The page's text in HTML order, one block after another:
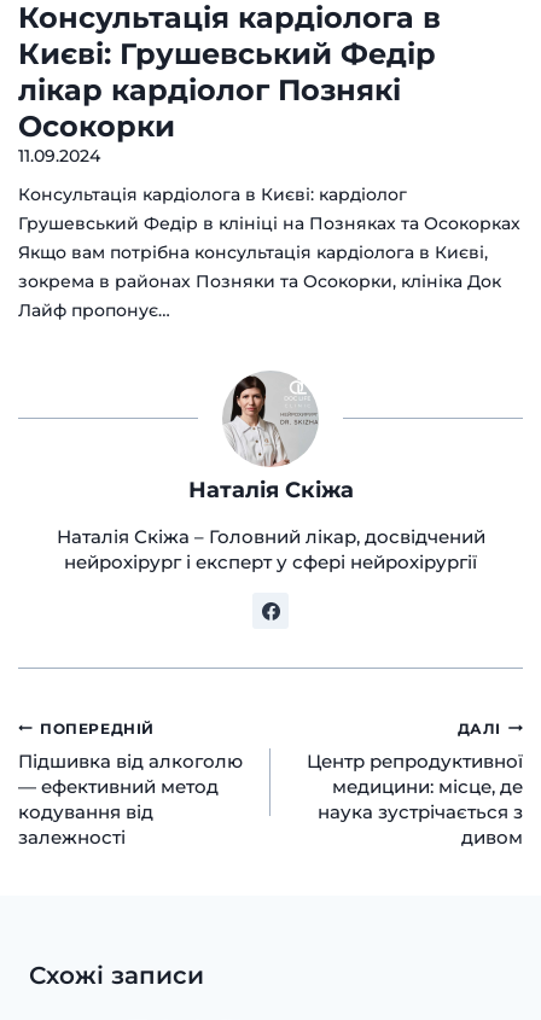
Консультація кардіолога в
Києві: Грушевський Федір
лікар кардіолог Познякі
Осокорки
11.09.2024
Консультація кардіолога в Києві: кардіолог
Грушевський Федір в клініці на Позняках та Осокорках
Якщо вам потрібна консультація кардіолога в Києві,
зокрема в районах Позняки та Осокорки, клініка Док
Лайф пропонує…
Наталія Скіжа
Наталія Скіжа – Головний лікар, досвідчений
нейрохірург і експерт у сфері нейрохірургії
Навігація
записів
ПОПЕРЕДНІЙ
Підшивка від алкоголю
— ефективний метод
кодування від
залежності
ДАЛІ
Центр репродуктивної
медицини: місце, де
наука зустрічається з
дивом
Схожі записи